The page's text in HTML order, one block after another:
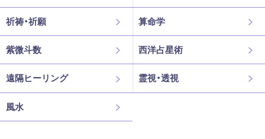
祈祷・祈願 算命学
紫微斗数 西洋占星術
遠隔ヒーリング 霊視・透視
風水